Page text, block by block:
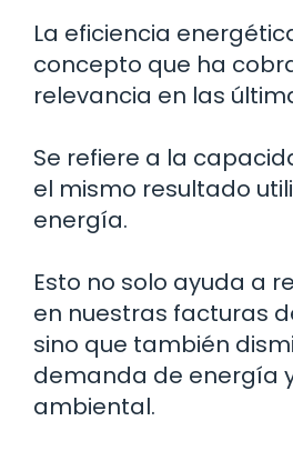
La eficiencia
concepto que ha
relevancia en las
Se refiere a la
el mismo resultado
energía.
Esto no solo ayuda a
en nuestras facturas
sino que también
demanda de energía
ambiental.